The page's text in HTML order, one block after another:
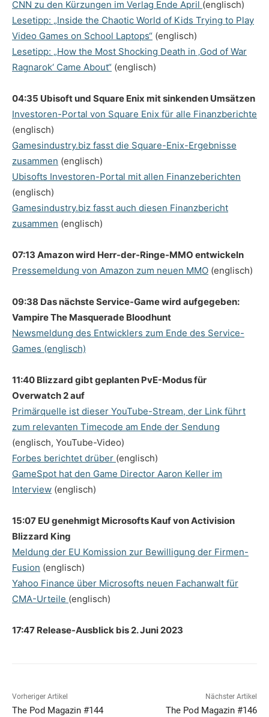
CNN zu den Kürzungen im Verlag Ende April (englisch)
Lesetipp: „Inside the Chaotic World of Kids Trying to Play
Video Games on School Laptops“ (englisch)
Lesetipp: „How the Most Shocking Death in ‚God of War
Ragnarok‘ Came About“ (englisch)
04:35 Ubisoft und Square Enix mit sinkenden Umsätzen
Investoren-Portal von Square Enix für alle Finanzberichte
(englisch)
Gamesindustry.biz fasst die Square-Enix-Ergebnisse
zusammen (englisch)
Ubisofts Investoren-Portal mit allen Finanzeberichten
(englisch)
Gamesindustry.biz fasst auch diesen Finanzbericht
zusammen (englisch)
07:13 Amazon wird Herr-der-Ringe-MMO entwickeln
Pressemeldung von Amazon zum neuen MMO (englisch)
09:38 Das nächste Service-Game wird aufgegeben:
Vampire The Masquerade Bloodhunt
Newsmeldung des Entwicklers zum Ende des Service-
Games (englisch)
11:40 Blizzard gibt geplanten PvE-Modus für
Overwatch 2 auf
Primärquelle ist dieser YouTube-Stream, der Link führt
zum relevanten Timecode am Ende der Sendung
(englisch, YouTube-Video)
Forbes berichtet drüber (englisch)
GameSpot hat den Game Director Aaron Keller im
Interview (englisch)
15:07 EU genehmigt Microsofts Kauf von Activision
Blizzard King
Meldung der EU Komission zur Bewilligung der Firmen-
Fusion (englisch)
Yahoo Finance über Microsofts neuen Fachanwalt für
CMA-Urteile (englisch)
17:47 Release-Ausblick bis 2. Juni 2023
Vorheriger Artikel
The Pod Magazin #144
Nächster Artikel
The Pod Magazin #146